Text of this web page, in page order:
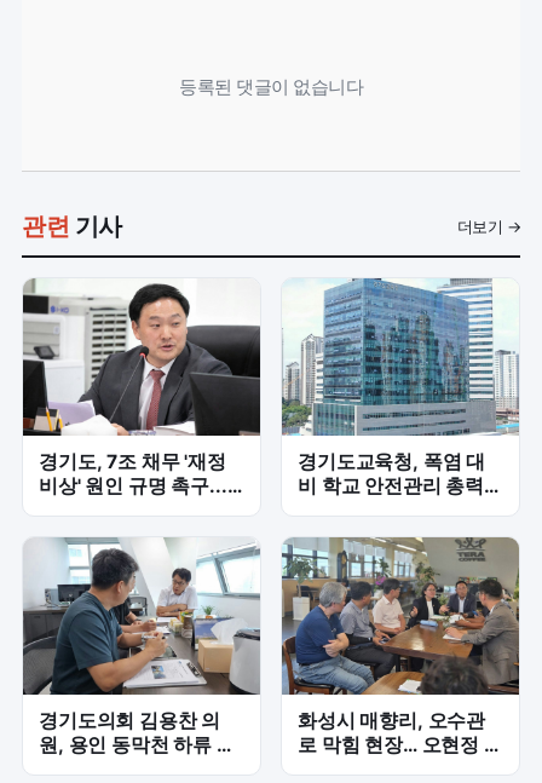
등록된 댓글이 없습니다
관련 기사 더보기 →
경기도, 7조 채무 '재정
비상' 원인 규명 촉구...
고준호 '내부 책임' 집중
질타
경기도교육청, 폭염 대
비 학교 안전관리 총력...
2학기 개학 만반 준비
경기도의회 김용찬 의
원, 용인 동막천 하류 재
해위험 해소 위한 하천정
화성시 매향리, 오수관
로 막힘 현장… 오현정 의
원, 주민 불편 해소 긴급